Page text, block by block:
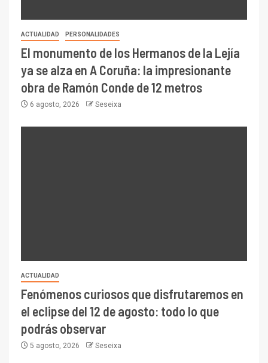
ACTUALIDAD PERSONALIDADES
El monumento de los Hermanos de la Lejía
ya se alza en A Coruña: la impresionante
obra de Ramón Conde de 12 metros
6 agosto, 2026 Seseixa
ACTUALIDAD
Fenómenos curiosos que disfrutaremos en
el eclipse del 12 de agosto: todo lo que
podrás observar
5 agosto, 2026 Seseixa